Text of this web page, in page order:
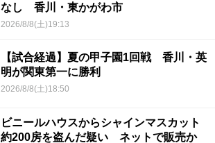
なし 香川・東かがわ市
2026/8/8(土)19:13
【試合経過】夏の甲子園1回戦 香川・英
明が関東第一に勝利
2026/8/8(土)18:50
ビニールハウスからシャインマスカット
約200房を盗んだ疑い ネットで販売か